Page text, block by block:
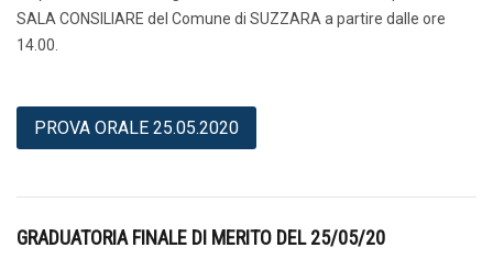
SALA CONSILIARE del Comune di SUZZARA a partire dalle ore
14.00.
PROVA ORALE 25.05.2020
GRADUATORIA FINALE DI MERITO DEL 25/05/20